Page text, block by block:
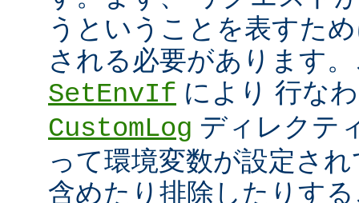
うということを表すた
される必要があります
SetEnvIf により 行な
CustomLog ディレクテ
って環境変数が設定さ
含めたり排除したりす